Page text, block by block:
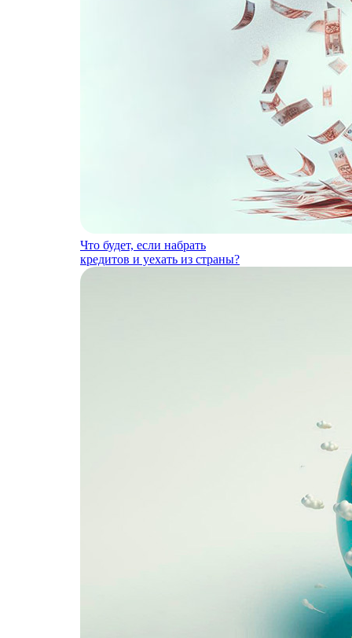
Что будет, если набрать
кредитов и уехать из страны?